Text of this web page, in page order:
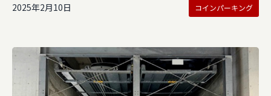
2025年2月10日 コインパーキング